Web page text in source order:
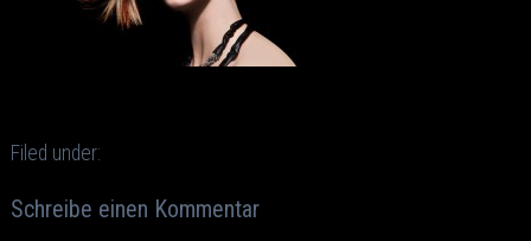
Filed under:
Schreibe einen Kommentar